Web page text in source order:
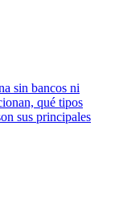
sin bancos ni
qué tipos
sus principales